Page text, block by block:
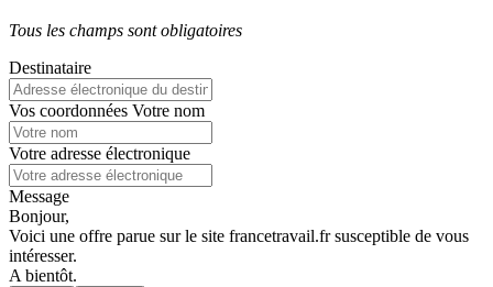
Tous les champs sont obligatoires
Destinataire
Vos coordonnées Votre nom
Votre adresse électronique
Message
Bonjour,
Voici une offre parue sur le site francetravail.fr susceptible de vous
intéresser.
A bientôt.